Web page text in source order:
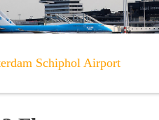
Schiphol Airport